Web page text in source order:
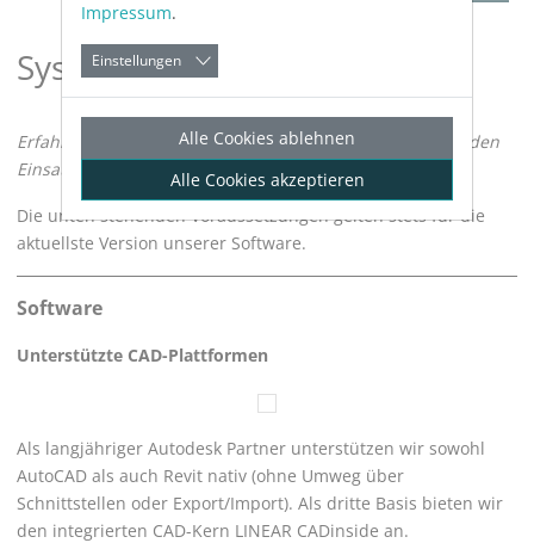
Systemvoraussetzungen
Erfahren Sie mehr über die Systemvoraussetzungen für den
Einsatz der
Solutions.
Die unten stehenden Voraussetzungen gelten stets für die
aktuellste Version unserer Software.
Software
Unterstützte CAD-Plattformen
Als langjähriger Autodesk Partner unterstützen wir sowohl
AutoCAD als auch Revit nativ (ohne Umweg über
Schnittstellen oder Export/Import). Als dritte Basis bieten wir
den integrierten CAD-Kern LINEAR CADinside an.
Impressum.
Einstellungen
Alle Cookies ablehnen
Alle Cookies akzeptieren